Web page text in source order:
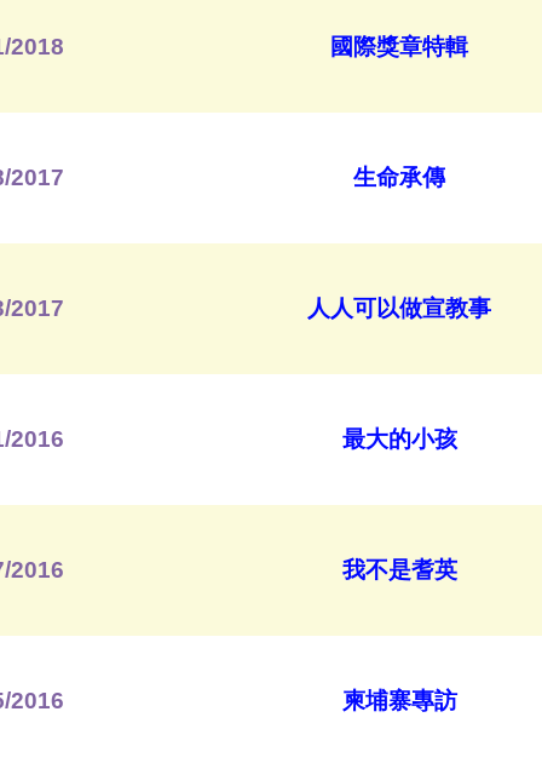
2018 國際獎章特輯
2017 生命承傳
2017 人人可以做宣教事
2016 最大的小孩
2016 我不是耆英
2016 柬埔寨專訪